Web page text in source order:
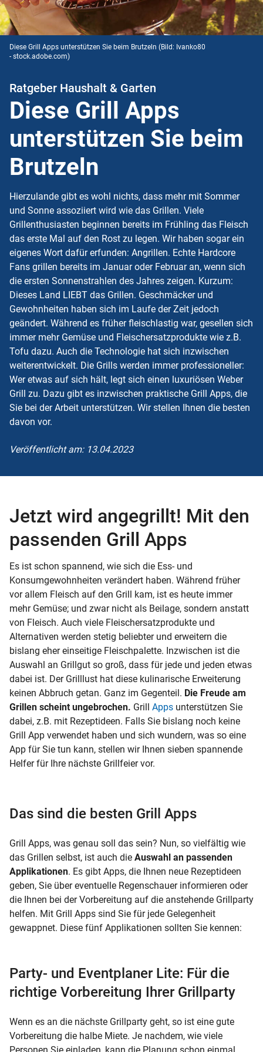
Diese Grill Apps unterstützen Sie beim Brutzeln (Bild: Ivanko80
- stock.adobe.com)
Ratgeber Haushalt & Garten
Diese Grill Apps
unterstützen Sie beim
Brutzeln
Hierzulande gibt es wohl nichts, dass mehr mit Sommer
und Sonne assoziiert wird wie das Grillen. Viele
Grillenthusiasten beginnen bereits im Frühling das Fleisch
das erste Mal auf den Rost zu legen. Wir haben sogar ein
eigenes Wort dafür erfunden: Angrillen. Echte Hardcore
Fans grillen bereits im Januar oder Februar an, wenn sich
die ersten Sonnenstrahlen des Jahres zeigen. Kurzum:
Dieses Land LIEBT das Grillen. Geschmäcker und
Gewohnheiten haben sich im Laufe der Zeit jedoch
geändert. Während es früher fleischlastig war, gesellen sich
immer mehr Gemüse und Fleischersatzprodukte wie z.B.
Tofu dazu. Auch die Technologie hat sich inzwischen
weiterentwickelt. Die Grills werden immer professioneller:
Wer etwas auf sich hält, legt sich einen luxuriösen Weber
Grill zu. Dazu gibt es inzwischen praktische Grill Apps, die
Sie bei der Arbeit unterstützen. Wir stellen Ihnen die besten
davon vor.
Veröffentlicht am: 13.04.2023
Jetzt wird angegrillt! Mit den
passenden Grill Apps
Es ist schon spannend, wie sich die Ess- und
Konsumgewohnheiten verändert haben. Während früher
vor allem Fleisch auf den Grill kam, ist es heute immer
mehr Gemüse; und zwar nicht als Beilage, sondern anstatt
von Fleisch. Auch viele Fleischersatzprodukte und
Alternativen werden stetig beliebter und erweitern die
bislang eher einseitige Fleischpalette. Inzwischen ist die
Auswahl an Grillgut so groß, dass für jede und jeden etwas
dabei ist. Der Grilllust hat diese kulinarische Erweiterung
keinen Abbruch getan. Ganz im Gegenteil. Die Freude am
Grillen scheint ungebrochen. Grill Apps unterstützen Sie
dabei, z.B. mit Rezeptideen. Falls Sie bislang noch keine
Grill App verwendet haben und sich wundern, was so eine
App für Sie tun kann, stellen wir Ihnen sieben spannende
Helfer für Ihre nächste Grillfeier vor.
Das sind die besten Grill Apps
Grill Apps, was genau soll das sein? Nun, so vielfältig wie
das Grillen selbst, ist auch die Auswahl an passenden
Applikationen. Es gibt Apps, die Ihnen neue Rezeptideen
geben, Sie über eventuelle Regenschauer informieren oder
die Ihnen bei der Vorbereitung auf die anstehende Grillparty
helfen. Mit Grill Apps sind Sie für jede Gelegenheit
gewappnet. Diese fünf Applikationen sollten Sie kennen:
Party- und Eventplaner Lite: Für die
richtige Vorbereitung Ihrer Grillparty
Wenn es an die nächste Grillparty geht, so ist eine gute
Vorbereitung die halbe Miete. Je nachdem, wie viele